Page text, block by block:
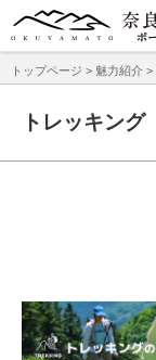
トップページ > 魅力紹介 >
トレッキング